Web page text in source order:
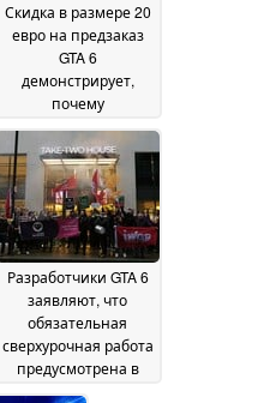
Скидка в размере 20
евро на предзаказ
GTA 6
демонстрирует,
почему
исчезновение
физических игр
приводит к
сокращению
количества
выгодных
предложений15 July
2026
Разработчики GTA 6
заявляют, что
обязательная
сверхурочная работа
предусмотрена в
контрактах с Rockstar